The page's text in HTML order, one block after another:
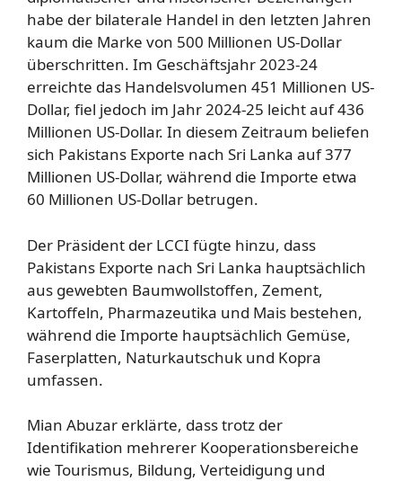
habe der bilaterale Handel in den letzten Jahren
kaum die Marke von 500 Millionen US-Dollar
überschritten. Im Geschäftsjahr 2023-24
erreichte das Handelsvolumen 451 Millionen US-
Dollar, fiel jedoch im Jahr 2024-25 leicht auf 436
Millionen US-Dollar. In diesem Zeitraum beliefen
sich Pakistans Exporte nach Sri Lanka auf 377
Millionen US-Dollar, während die Importe etwa
60 Millionen US-Dollar betrugen.
Der Präsident der LCCI fügte hinzu, dass
Pakistans Exporte nach Sri Lanka hauptsächlich
aus gewebten Baumwollstoffen, Zement,
Kartoffeln, Pharmazeutika und Mais bestehen,
während die Importe hauptsächlich Gemüse,
Faserplatten, Naturkautschuk und Kopra
umfassen.
Mian Abuzar erklärte, dass trotz der
Identifikation mehrerer Kooperationsbereiche
wie Tourismus, Bildung, Verteidigung und